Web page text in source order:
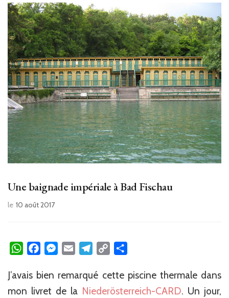
Une baignade impériale à Bad Fischau
le 10 août 2017
WhatsAppFacebookMessenger
Email Telegram
Copy
J’avais bien remarqué cette piscine thermale dans
mon livret de la Niederösterreich-CARD. Un jour,